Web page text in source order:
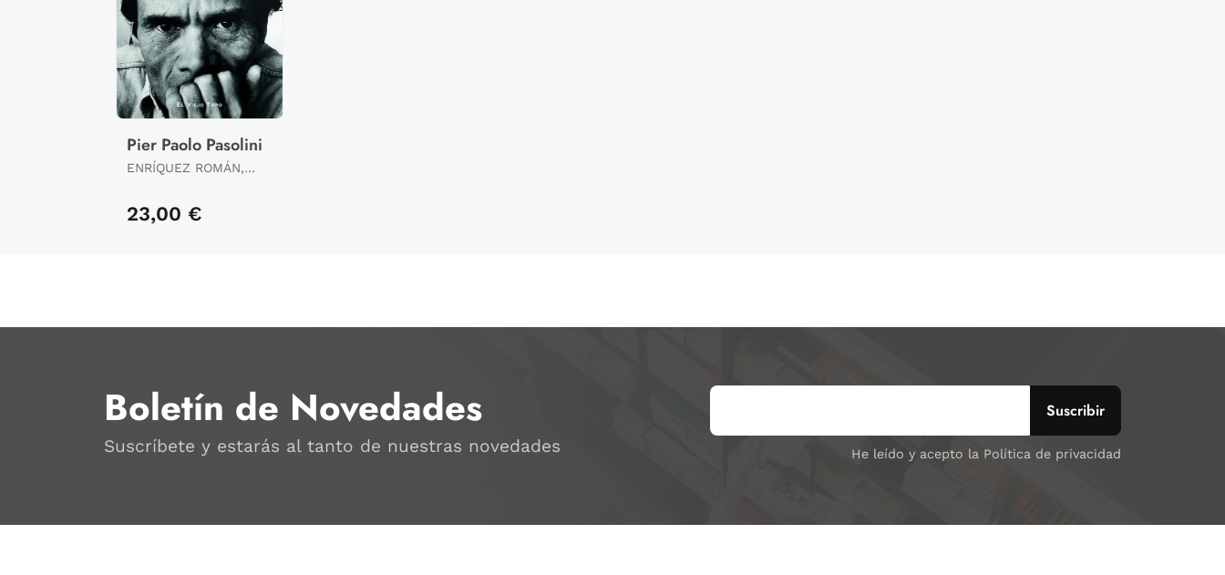
Pier Paolo Pasolini
ENRÍQUEZ ROMÁN,
23,00 €
Boletín de Novedades
Suscríbete y estarás al tanto de nuestras novedades He leído y acepto la Política de privacidad